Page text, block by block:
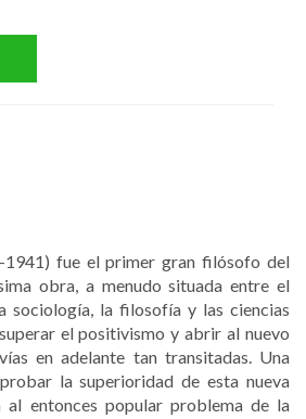
1941) fue el primer gran filósofo del
obra, a menudo situada entre el
sociología, la filosofía y las ciencias
el positivismo y abrir al nuevo
en adelante tan transitadas. Una
la superioridad de esta nueva
entonces popular problema de la